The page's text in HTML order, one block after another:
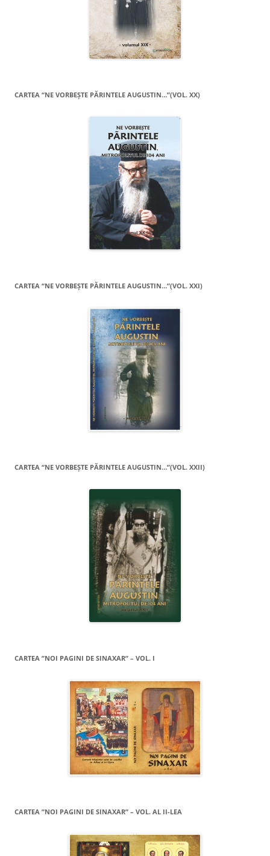
CARTEA “NE VORBEŞTE PĂRINTELE AUGUSTIN…”(VOL. XX)
CARTEA “NE VORBEŞTE PĂRINTELE AUGUSTIN…”(VOL. XXI)
CARTEA “NE VORBEŞTE PĂRINTELE AUGUSTIN…”(VOL. XXII)
CARTEA ”NOI PAGINI DE SINAXAR” – VOL. I
CARTEA ”NOI PAGINI DE SINAXAR” – VOL. AL II-LEA